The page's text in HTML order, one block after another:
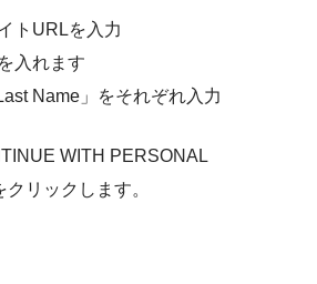
トURLを入力
入れます
Name」をそれぞれ入力
WITH PERSONAL
リックします。